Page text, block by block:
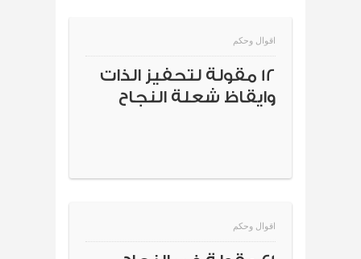
اقوال وحكم
12 مقولة لتحفيز الذات
وايقاظ شعلة النجاح
اقوال وحكم